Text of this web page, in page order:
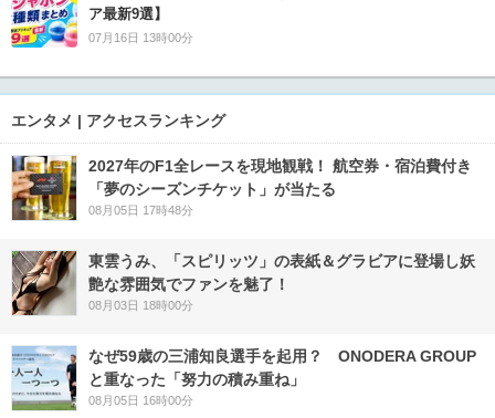
ア最新9選】
07月16日 13時00分
エンタメ | アクセスランキング
2027年のF1全レースを現地観戦！ 航空券・宿泊費付き
「夢のシーズンチケット」が当たる
08月05日 17時48分
東雲うみ、「スピリッツ」の表紙＆グラビアに登場し妖
艶な雰囲気でファンを魅了！
08月03日 18時00分
なぜ59歳の三浦知良選手を起用？ ONODERA GROUP
と重なった「努力の積み重ね」
08月05日 16時00分